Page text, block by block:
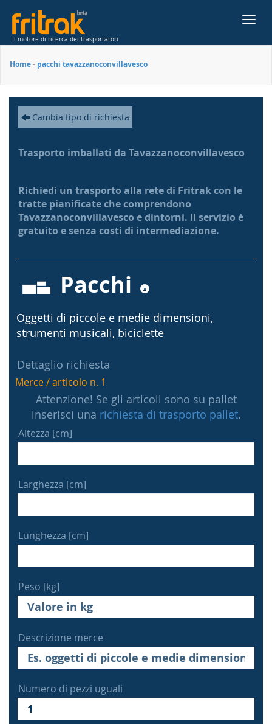
Il motore di ricerca dei trasportatori
Home- pacchi tavazzanoconvillavesco
Cambia tipo di richiesta
Trasporto imballati da Tavazzanoconvillavesco
Richiedi un trasporto alla rete di Fritrak con le
tratte pianificate che comprendono
Tavazzanoconvillavesco e dintorni. Il servizio è
gratuito e senza costi di intermediazione.
Pacchi
Oggetti di piccole e medie dimensioni,
strumenti musicali, biciclette
Dettaglio richiesta
Merce / articolo n. 1
Attenzione! Se gli articoli sono su pallet
inserisci una richiesta di trasporto pallet.
Altezza [cm]
Larghezza [cm]
Lunghezza [cm]
Peso [kg]
Descrizione merce
Numero di pezzi uguali